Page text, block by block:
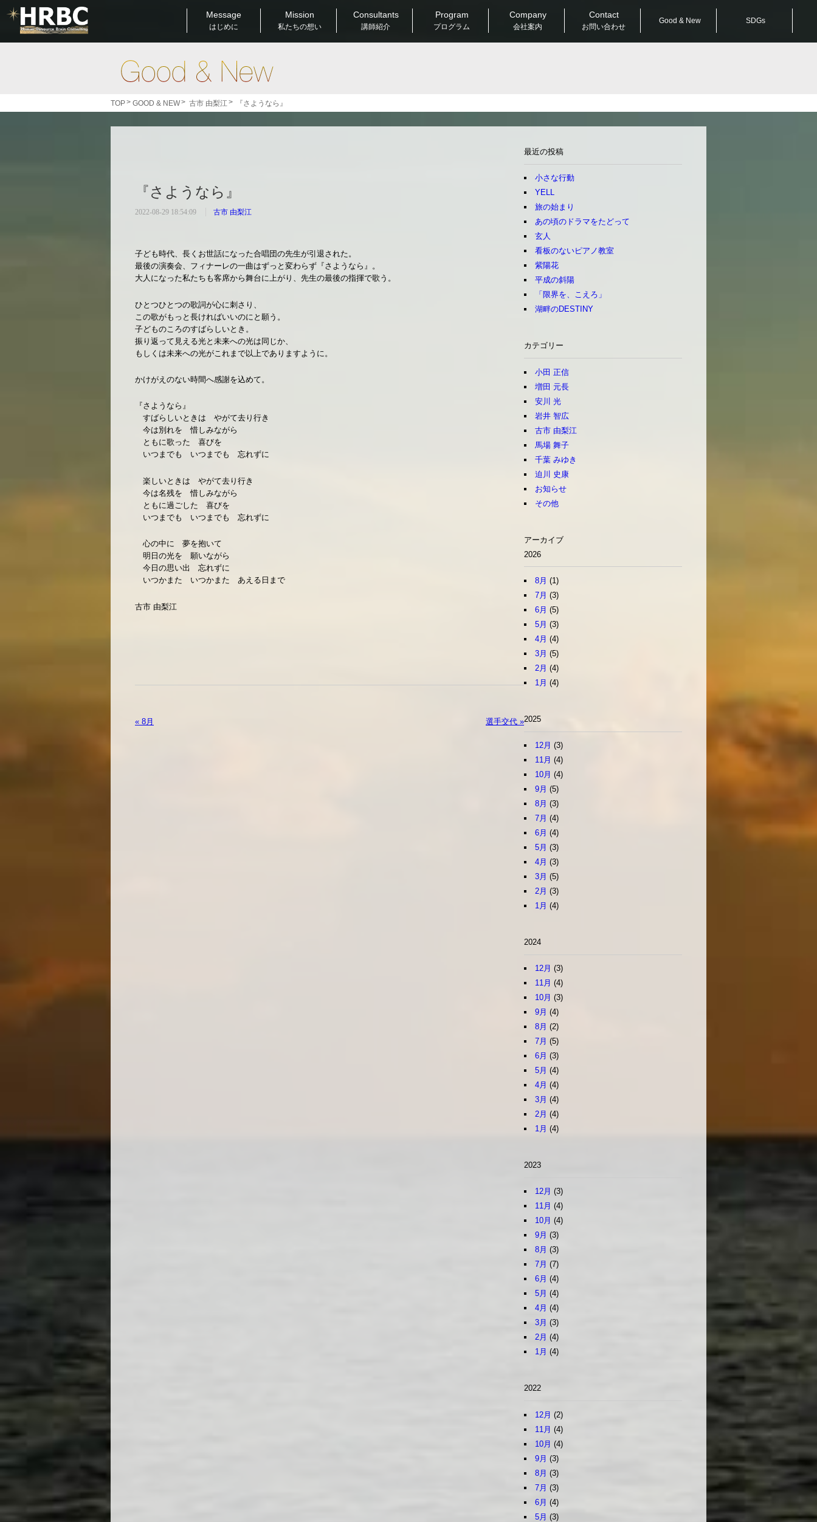
Message
はじめに
Mission
私たちの想い
Consultants
講師紹介
Program
プログラム
Company
会社案内
Contact
お問い合わせ
Good & New SDGs
TOP> GOOD & NEW> 古市 由梨江 > 『さようなら』
『さようなら』
2022-08-29 18:54:09 古市 由梨江
子ども時代、長くお世話になった合唱団の先生が引退された。
最後の演奏会、フィナーレの一曲はずっと変わらず『さようなら』。
大人になった私たちも客席から舞台に上がり、先生の最後の指揮で歌う。
ひとつひとつの歌詞が心に刺さり、
この歌がもっと長ければいいのにと願う。
子どものころのすばらしいとき。
振り返って見える光と未来への光は同じか、
もしくは未来への光がこれまで以上でありますように。
かけがえのない時間へ感謝を込めて。
『さようなら』
すばらしいときは やがて去り行き
今は別れを 惜しみながら
ともに歌った 喜びを
いつまでも いつまでも 忘れずに
楽しいときは やがて去り行き
今は名残を 惜しみながら
ともに過ごした 喜びを
いつまでも いつまでも 忘れずに
心の中に 夢を抱いて
明日の光を 願いながら
今日の思い出 忘れずに
いつかまた いつかまた あえる日まで
古市 由梨江
« 8月 選手交代 »
最近の投稿
小さな行動
YELL
旅の始まり
あの頃のドラマをたどって
玄人
看板のないピアノ教室
紫陽花
平成の斜陽
「限界を、こえろ」
湖畔のDESTINY
カテゴリー
小田 正信
増田 元長
安川 光
岩井 智広
古市 由梨江
馬場 舞子
千葉 みゆき
迫川 史康
お知らせ
その他
アーカイブ
2026
8月 (1)
7月 (3)
6月 (5)
5月 (3)
4月 (4)
3月 (5)
2月 (4)
1月 (4)
2025
12月 (3)
11月 (4)
10月 (4)
9月 (5)
8月 (3)
7月 (4)
6月 (4)
5月 (3)
4月 (3)
3月 (5)
2月 (3)
1月 (4)
2024
12月 (3)
11月 (4)
10月 (3)
9月 (4)
8月 (2)
7月 (5)
6月 (3)
5月 (4)
4月 (4)
3月 (4)
2月 (4)
1月 (4)
2023
12月 (3)
11月 (4)
10月 (4)
9月 (3)
8月 (3)
7月 (7)
6月 (4)
5月 (4)
4月 (4)
3月 (3)
2月 (4)
1月 (4)
2022
12月 (2)
11月 (4)
10月 (4)
9月 (3)
8月 (3)
7月 (3)
6月 (4)
5月 (3)